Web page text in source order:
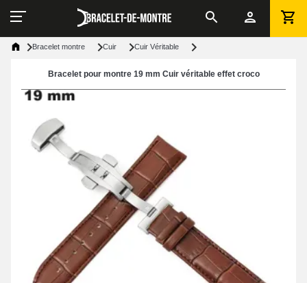
Bracelet montre Cuir Cuir Véritable
Bracelet pour montre 19 mm Cuir véritable effet croco